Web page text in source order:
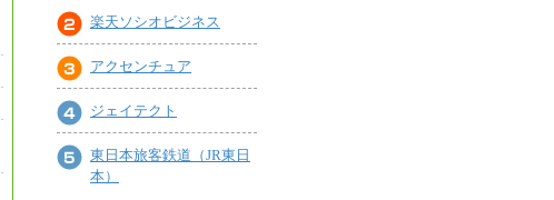
楽天ソシオビジネス
アクセンチュア
ジェイテクト
東日本旅客鉄道（JR東日
本）